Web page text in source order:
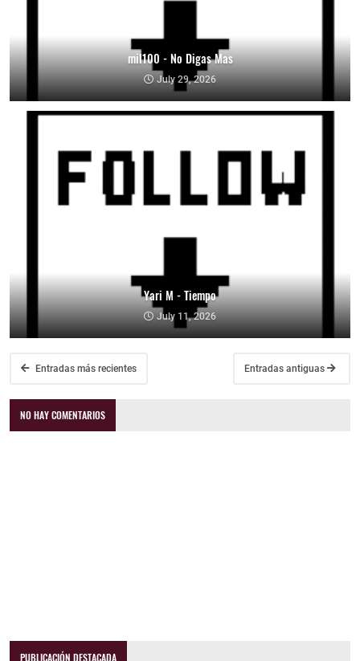
mil100 - No Digas Mas
July 29, 2026
Yari M - Tiempo
July 11, 2026
Entradas más recientes Entradas antiguas
NO HAY COMENTARIOS
PUBLICACIÓN DESTACADA